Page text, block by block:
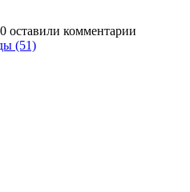
оставили комментарии
(51)